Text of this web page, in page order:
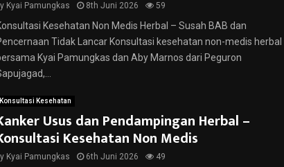
Kyai Pamungkas 8th Juni 2026 59
Kesehatan Non Medis Herbal – Susah BAB dan
Tidak Lancar Konsultasi kesehatan non-medis herbal
Kyai Pamungkas dan Aby Marnos dari Peguron
Konsultasi Kesehatan
Usus dan Pendampingan Herbal –
Kesehatan Non Medis
Kyai Pamungkas 6th Juni 2026 49